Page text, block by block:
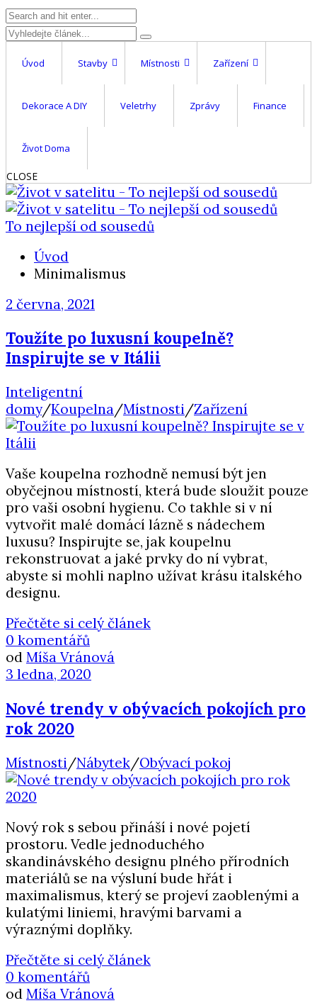
Úvod Stavby Místnosti Zařízení
Dekorace A DIY Veletrhy Zprávy Finance
Život Doma
CLOSE
To nejlepší od sousedů
Úvod
Minimalismus
2 června, 2021
Toužíte po luxusní koupelně?
Inspirujte se v Itálii
Inteligentní
domy/Koupelna/Místnosti/Zařízení
Vaše koupelna rozhodně nemusí být jen
obyčejnou místností, která bude sloužit pouze
pro vaši osobní hygienu. Co takhle si v ní
vytvořit malé domácí lázně s nádechem
luxusu? Inspirujte se, jak koupelnu
rekonstruovat a jaké prvky do ní vybrat,
abyste si mohli naplno užívat krásu italského
designu.
Přečtěte si celý článek
0 komentářů
od Míša Vránová
3 ledna, 2020
Nové trendy v obývacích pokojích pro
rok 2020
Místnosti/Nábytek/Obývací pokoj
Nový rok s sebou přináší i nové pojetí
prostoru. Vedle jednoduchého
skandinávského designu plného přírodních
materiálů se na výsluní bude hřát i
maximalismus, který se projeví zaoblenými a
kulatými liniemi, hravými barvami a
výraznými doplňky.
Přečtěte si celý článek
0 komentářů
od Míša Vránová